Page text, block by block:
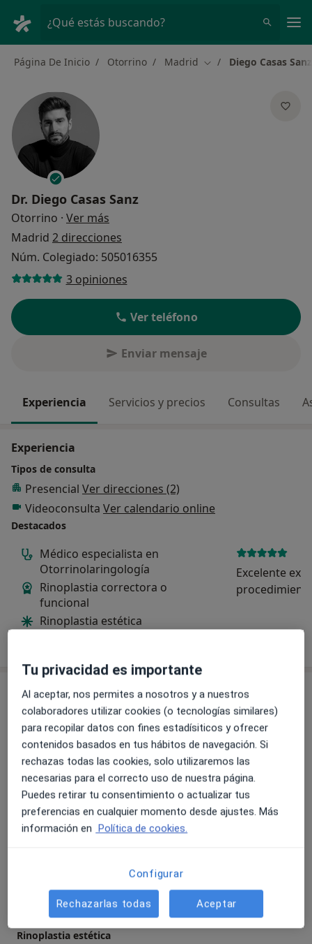
¿Qué estás buscando?
Página De Inicio Otorrino Madrid Cambiar de ciudad
Diego Casas Sanz
Dr. Diego Casas Sanz
Otorrino · Ver más
Madrid 2 direcciones
Núm. Colegiado: 505016355
3 opiniones
Ver teléfono
Enviar mensaje
Experiencia Servicios y precios Consultas
Experiencia
Tipos de consulta
Presencial Ver direcciones (2)
Videoconsulta Ver calendario online
Destacados
Médico especialista en
Otorrinolaringología
Rinoplastia correctora o
funcional
Rinoplastia estética
Excelente
Servicios y precios
Consulta online
Servicio gratuito Detalles
Primera visita Otorrinolaringología
Detalles
Consulta telefónica informativa (15 minutos)
Rinoplastia correctora o funcional
Detalles
Rinoplastia estética
Tu privacidad es importante
Al aceptar, nos permites a nosotros y a nuestros
colaboradores utilizar cookies (o tecnologías similares)
para recopilar datos con fines estadísiticos y ofrecer
contenidos basados en tus hábitos de navegación. Si
rechazas todas las cookies, solo utilizaremos las
necesarias para el correcto uso de nuestra página.
Puedes retirar tu consentimiento o actualizar tus
preferencias en cualquier momento desde ajustes. Más
información en Política de cookies.
Configurar
Rechazarlas todas Aceptar